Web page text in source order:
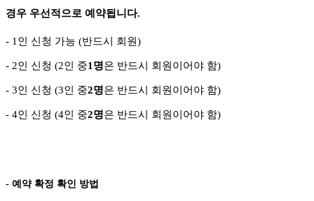
경우 우선적으로 예약됩니다.
- 1인 신청 가능 (반드시 회원)
- 2인 신청 (2인 중1명은 반드시 회원이어야 함)
- 3인 신청 (3인 중2명은 반드시 회원이어야 함)
- 4인 신청 (4인 중2명은 반드시 회원이어야 함)
- 예약 확정 확인 방법